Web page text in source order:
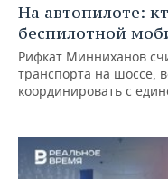
На автопилоте:
беспилотной
Рифкат Минниханов
транспорта на шоссе,
координировать с